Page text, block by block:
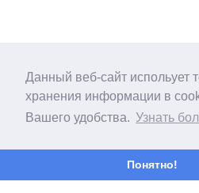
Данный веб-сайт испольует
хранения информации в
Вашего удобства. Узнать
Понятно!